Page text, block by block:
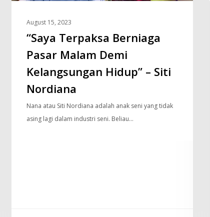
August 15, 2023
“Saya Terpaksa Berniaga
Pasar Malam Demi
Kelangsungan Hidup” – Siti
Nordiana
Nana atau Siti Nordiana adalah anak seni yang tidak
asing lagi dalam industri seni. Beliau…